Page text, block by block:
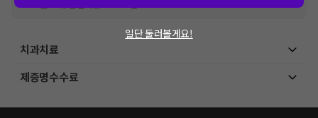
치과치료
제증명수수료
일단 둘러볼게요!